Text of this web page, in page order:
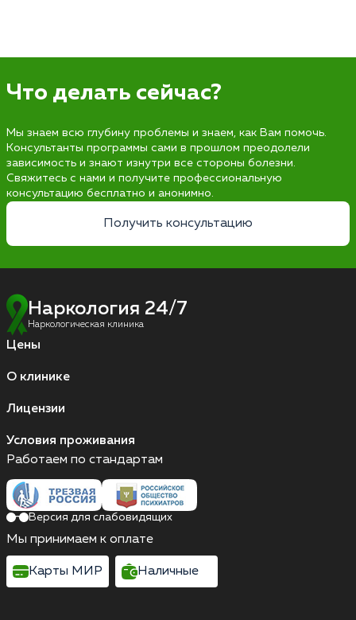
Что делать сейчас?
Мы знаем всю глубину проблемы и знаем, как Вам помочь.
Консультанты программы сами в прошлом преодолели
зависимость и знают изнутри все стороны болезни.
Свяжитесь с нами и получите профессиональную
консультацию бесплатно и анонимно.
Получить консультацию
Наркология 24/7
Наркологическая клиника
Цены
О клинике
Лицензии
Условия проживания
Работаем по стандартам
Версия для слабовидящих
Мы принимаем к оплате
Карты МИР Наличные